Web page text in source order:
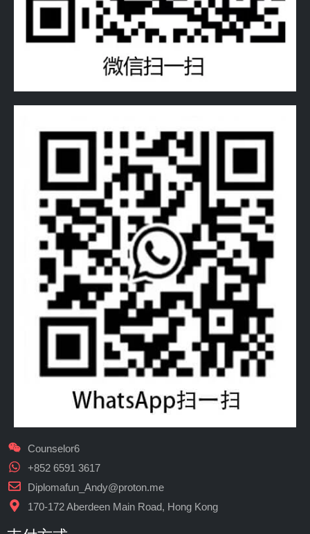
Counselor6
+852 6591 3617
Diplomafun_Andy@proton.me
170-172 Aberdeen Main Road, Hong Kong